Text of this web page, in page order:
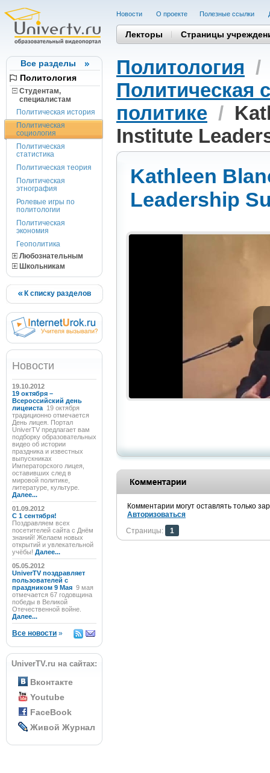
Все разделы
Политология
Студентам,
cпециалистам
Политическая история
Политическая
социология
Политическая
статистика
Политическая теория
Политическая
этнография
Ролевые игры по
политологии
Политическая
экономия
Геополитика
Любознательным
Школьникам
К списку разделов
Новости
19.10.2012
19 октября –
Всероссийский день
лицеиста 19 октября
традиционно отмечается
День лицея. Портал
UniverTV предлагает вам
подборку образовательных
видео об истории
праздника и известных
выпускниках
Императорского лицея,
оставивших след в
мировой политике,
литературе, культуре.
Далее...
01.09.2012
C 1 сентября!
Поздравляем всех
посетителей сайта с Днём
знаний! Желаем новых
открытий и увлекательной
учёбы! Далее...
05.05.2012
UniverTV поздравляет
пользователей с
праздником 9 Мая 9 мая
отмечается 67 годовщина
победы в Великой
Отечественной войне.
Далее...
Все новости »
UniverTV.ru на сайтах:
Вконтакте
Youtube
FaceBook
Живой Журнал
Новости О проекте Полезные cсылки
Лекторы Страницы
Политология
Политическая
политике /
Institute
Kathleen
Leadership
Комментарии могут оставлять только
Авторизоваться
Страницы:
1